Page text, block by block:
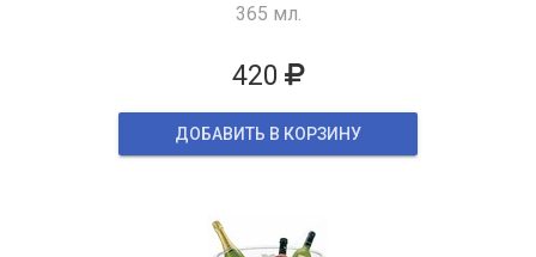
365 мл.
420
ДОБАВИТЬ В КОРЗИНУ